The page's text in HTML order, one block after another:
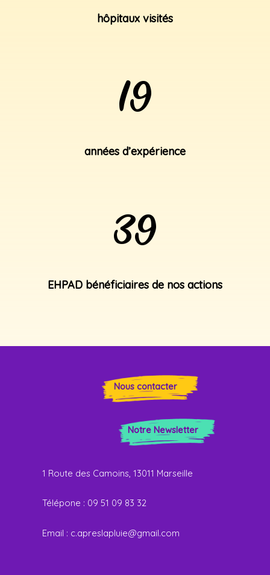
hôpitaux visités
19
années d’expérience
39
EHPAD bénéficiaires de nos actions
Nous contacter
Notre Newsletter
1 Route des Camoins, 13011 Marseille
Télépone : 09 51 09 83 32
Email : c.apreslapluie@gmail.com